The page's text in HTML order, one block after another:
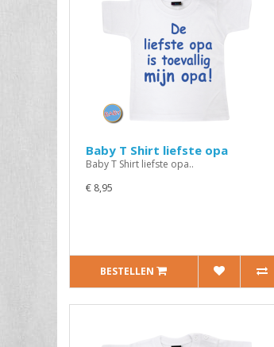
Baby T Shirt liefste opa
Baby T Shirt liefste opa..
€ 8,95
BESTELLEN